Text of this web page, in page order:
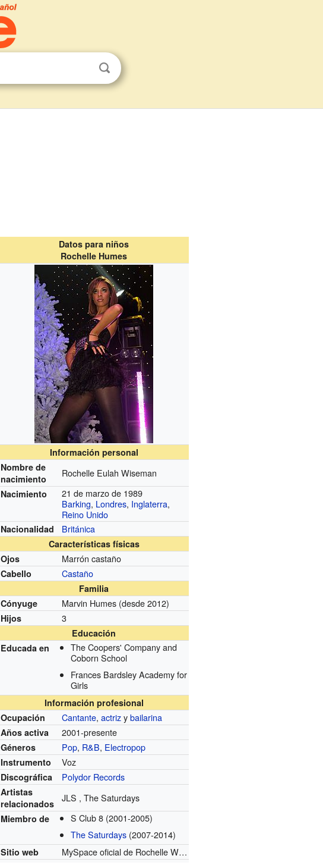
Datos para niños
Rochelle Humes
Información personal
Nombre de
nacimiento
Rochelle Eulah Wiseman
Nacimiento
21 de marzo de 1989
Barking, Londres, Inglaterra,
Reino Unido
Nacionalidad Británica
Características físicas
Ojos
Marrón castaño
Cabello Castaño
Familia
Cónyuge
Marvin Humes (desde 2012)
Hijos 3
Educación
Educada en
The Coopers' Company and
Coborn School
Frances Bardsley Academy for
Girls
Información profesional
Ocupación
Cantante,actrizybailarina
Años activa 2001-presente
Géneros Pop, R&B, Electropop
Instrumento Voz
Discográfica Polydor Records
Artistas
relacionados
JLS , The Saturdays
Miembro de S Club 8 (2001-2005)
The Saturdays (2007-2014)
Sitio web MySpace oficial de Rochelle Wiseman